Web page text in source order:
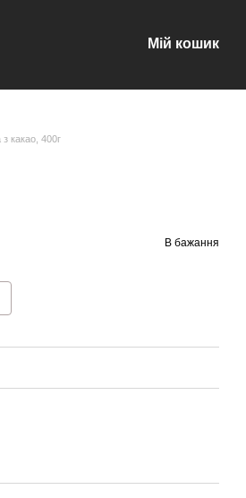
Мій кошик
какао, 400г
В бажання